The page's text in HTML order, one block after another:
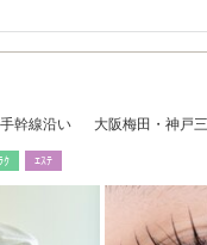
幹線沿い 大阪梅田・神戸三
ｸ ｴｽﾃ